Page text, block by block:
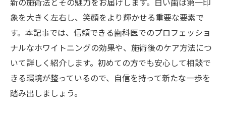
象を大きく左右し、笑顔をより輝かせる重要な要素で
す。本記事では、信頼できる歯科医でのプロフェッショ
ナルなホワイトニングの効果や、施術後のケア方法につ
いて詳しく紹介します。初めての方でも安心して相談で
きる環境が整っているので、自信を持って新たな一歩を
踏み出しましょう。